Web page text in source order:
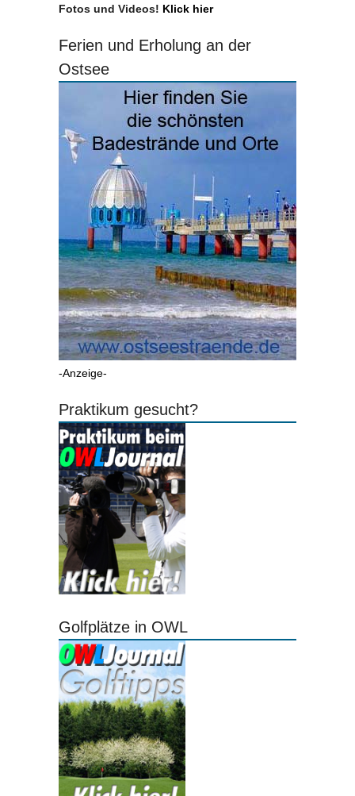
Fotos und Videos! Klick hier
Ferien und Erholung an der
Ostsee
-Anzeige-
Praktikum gesucht?
Golfplätze in OWL